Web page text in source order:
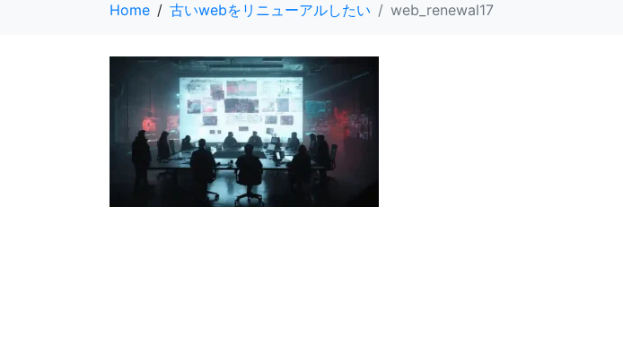
Home 古いwebをリニューアルしたい web_renewal17